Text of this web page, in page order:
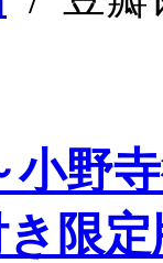
小野
限定